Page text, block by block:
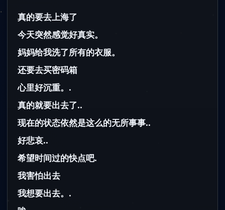
真的要去上海了
今天突然感觉好真实。
妈妈给我洗了所有的衣服。
还要去买密码箱
心里好沉重。.
真的就要出去了..
现在的状态依然是这么的无所事事..
好悲哀..
希望时间过的快点吧.
我害怕出去
我想要出去。.